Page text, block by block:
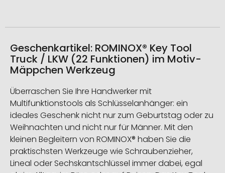
Geschenkartikel: ROMINOX® Key Tool
Truck / LKW (22 Funktionen) im Motiv-
Mäppchen Werkzeug
Überraschen Sie Ihre Handwerker mit
Multifunktionstools als Schlüsselanhänger: ein
ideales Geschenk nicht nur zum Geburtstag oder zu
Weihnachten und nicht nur für Männer. Mit den
kleinen Begleitern von ROMINOX® haben Sie die
praktischsten Werkzeuge wie Schraubenzieher,
Lineal oder Sechskantschlüssel immer dabei, egal